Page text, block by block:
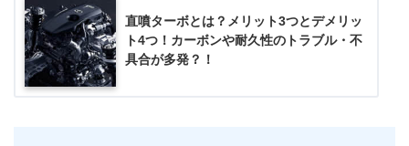
直噴ターボとは？メリット3つとデメリッ
ト4つ！カーボンや耐久性のトラブル・不
具合が多発？！